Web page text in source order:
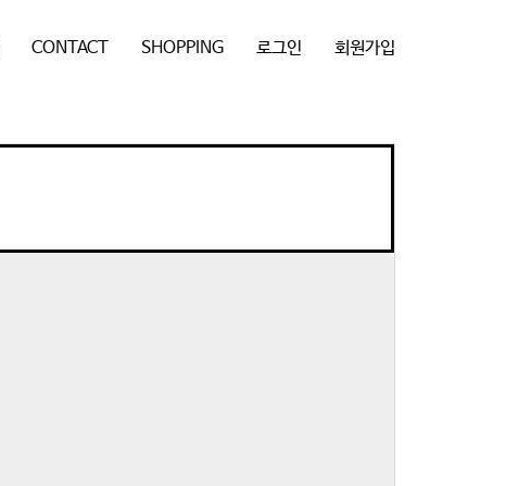
CONTACT SHOPPING 로그인 회원가입